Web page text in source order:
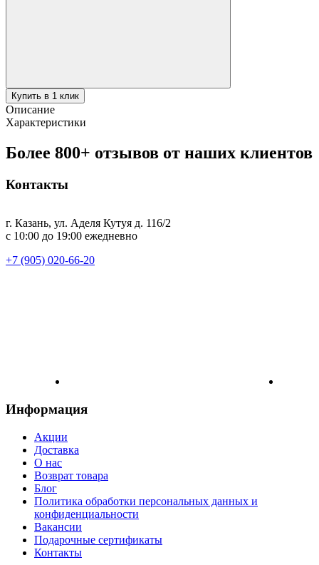
Купить в 1 клик
Описание
Характеристики
Более 800+ отзывов от наших клиентов
Контакты
г. Казань, ул. Аделя Кутуя д. 116/2
с 10:00 до 19:00 ежедневно
+7 (905) 020-66-20
Информация
Акции
Доставка
О нас
Возврат товара
Блог
Политика обработки персональных данных и
конфиденциальности
Вакансии
Подарочные сертификаты
Контакты